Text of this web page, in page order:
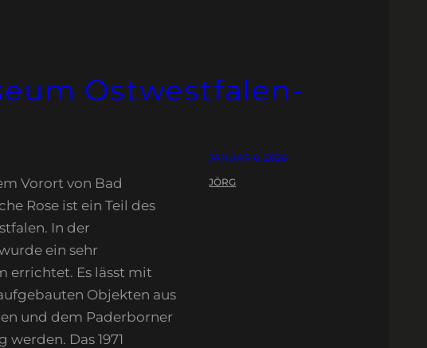
Ostwestfalen-
Vorort von Bad
Rose ist ein Teil des
In der
ein sehr
errichtet. Es lässt mit
Objekten aus
und dem Paderborner
Das 1971
JANUAR 6, 2026
JÖRG